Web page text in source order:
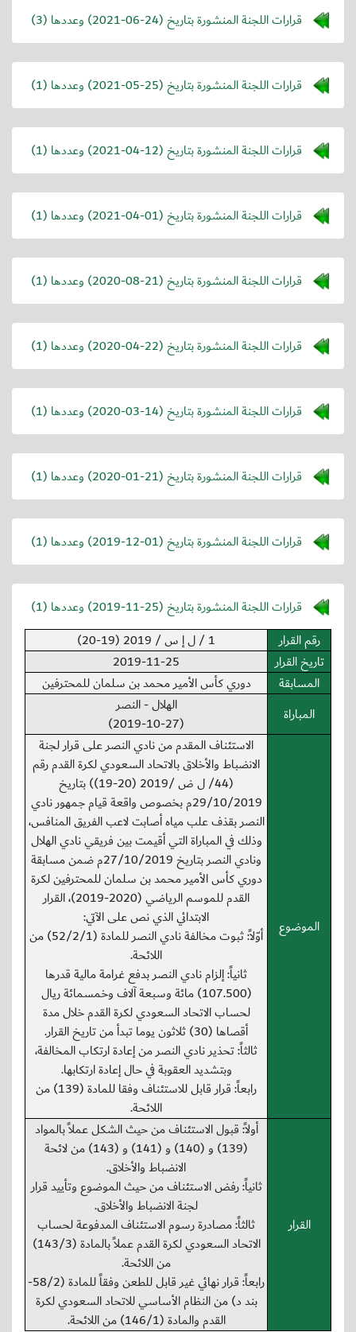
قرارات اللجنة المنشورة بتاريخ (2021-06-24) وعددها (3)
قرارات اللجنة المنشورة بتاريخ (2021-05-25) وعددها (1)
قرارات اللجنة المنشورة بتاريخ (2021-04-12) وعددها (1)
قرارات اللجنة المنشورة بتاريخ (2021-04-01) وعددها (1)
قرارات اللجنة المنشورة بتاريخ (2020-08-21) وعددها (1)
قرارات اللجنة المنشورة بتاريخ (2020-04-22) وعددها (1)
قرارات اللجنة المنشورة بتاريخ (2020-03-14) وعددها (1)
قرارات اللجنة المنشورة بتاريخ (2020-01-21) وعددها (1)
قرارات اللجنة المنشورة بتاريخ (2019-12-01) وعددها (1)
قرارات اللجنة المنشورة بتاريخ (2019-11-25) وعددها (1)
رقم القرار
1 / ل إ س / 2019 (19-20)
تاريخ القرار
2019-11-25
المسابقة
دوري كأس الأمير محمد بن سلمان للمحترفين
المباراة
الهلال - النصر
(2019-10-27)
الموضوع
الاستئناف المقدم من نادي النصر على قرار لجنة
الانضباط والأخلاق بالاتحاد السعودي لكرة القدم رقم
(44/ ل ض /2019 (20-19)) بتاريخ
29/10/2019م بخصوص واقعة قيام جمهور نادي
النصر بقذف علب مياه أصابت لاعب الفريق المنافس،
وذلك في المباراة التي أقيمت بين فريقي نادي الهلال
ونادي النصر بتاريخ 27/10/2019م ضمن مسابقة
دوري كأس الأمير محمد بن سلمان للمحترفين لكرة
القدم للموسم الرياضي (2020-2019)، القرار
الابتدائي الذي نص على الآتي:
أوّلاً: ثبوت مخالفة نادي النصر للمادة (52/2/1) من
اللائحة.
ثانياً: إلزام نادي النصر بدفع غرامة مالية قدرها
(107.500) مائة وسبعة آلاف وخمسمائة ريال
لحساب الاتحاد السعودي لكرة القدم خلال مدة
أقصاها (30) ثلاثون يوما تبدأ من تاريخ القرار.
ثالثاً: تحذير نادي النصر من إعادة ارتكاب المخالفة،
وبتشديد العقوبة في حال إعادة ارتكابها.
رابعاً: قرار قابل للاستئناف وفقا للمادة (139) من
اللائحة.
القرار
أولاً: قبول الاستئناف من حيث الشكل عملاً بالمواد
(139) و (140) و (141) و (143) من لائحة
الانضباط والأخلاق.
ثانياً: رفض الاستئناف من حيث الموضوع وتأييد قرار
لجنة الانضباط والأخلاق.
ثالثاً: مصادرة رسوم الاستئناف المدفوعة لحساب
الاتحاد السعودي لكرة القدم عملاً بالمادة (143/3)
من اللائحة.
رابعاً: قرار نهائي غير قابل للطعن وفقاً للمادة (58/2-
بند د) من النظام الأساسي للاتحاد السعودي لكرة
القدم والمادة (146/1) من اللائحة.